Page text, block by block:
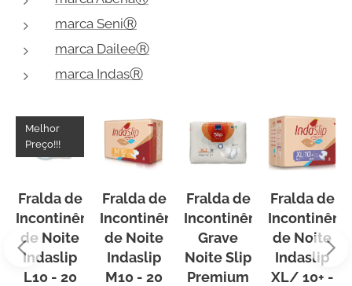
marca SeniⓇ
marca DaileeⓇ
marca IndasⓇ
Fralda de
Incontinência
de Noite
Indaslip
L10 - 20
Melhor
Preço!!!
Fralda de
Incontinência
de Noite
Indaslip
M10 - 20
Fralda de
Incontinência
Grave
Noite Slip
Premium
Fralda de
de Noite
Indaslip
XL/ 10+ -